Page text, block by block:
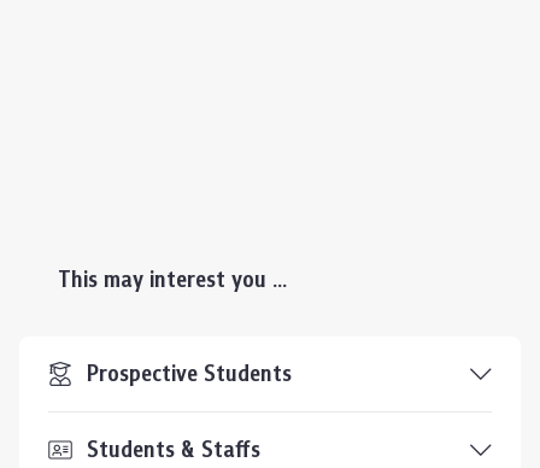
This may interest you ...
Prospective Students
Students & Staffs